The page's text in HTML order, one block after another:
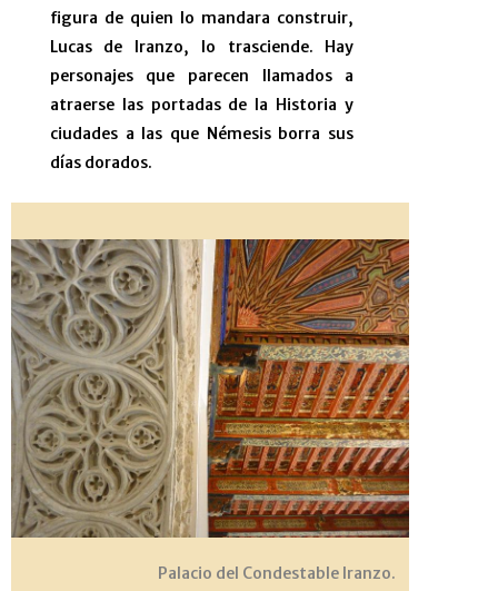
figura de quien lo mandara construir,
Lucas de Iranzo, lo trasciende. Hay
personajes que parecen llamados a
atraerse las portadas de la Historia y
ciudades a las que Némesis borra sus
días dorados.
Palacio del Condestable Iranzo.